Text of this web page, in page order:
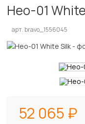
Нео-01
арт. bravo_1556045
52 065